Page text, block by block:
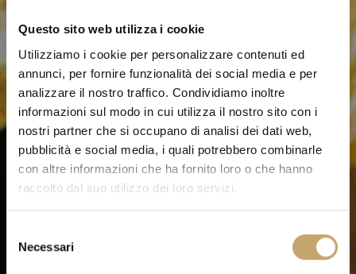
Questo sito web utilizza i cookie
Utilizziamo i cookie per personalizzare contenuti ed
annunci, per fornire funzionalità dei social media e per
analizzare il nostro traffico. Condividiamo inoltre
informazioni sul modo in cui utilizza il nostro sito con i
nostri partner che si occupano di analisi dei dati web,
pubblicità e social media, i quali potrebbero combinarle
con altre informazioni che ha fornito loro o che hanno
raccolto dal suo utilizzo dei loro servizi.
Necessari